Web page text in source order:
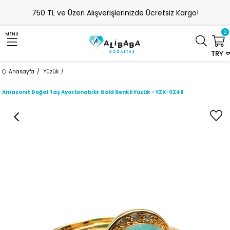
750 TL ve Üzeri Alışverişlerinizde Ücretsiz Kargo!
MENU
TRY
0
Anasayfa Yüzük
Amazonit Doğal Taş Ayarlanabilir Gold Renkli Yüzük - YZK-0246